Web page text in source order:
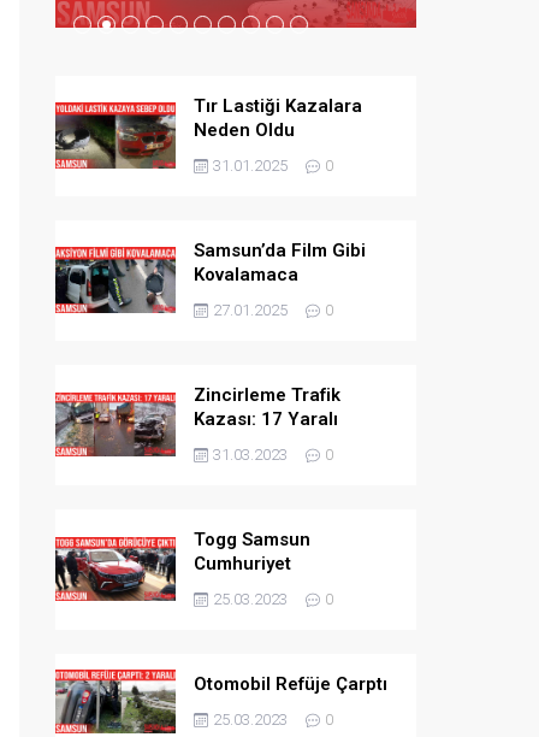
Tır Lastiği Kazalara
Neden Oldu
31.01.2025 0
Samsun’da Film Gibi
Kovalamaca
27.01.2025 0
Zincirleme Trafik
Kazası: 17 Yaralı
31.03.2023 0
Togg Samsun
Cumhuriyet
Meydanı’nda
25.03.2023 0
Otomobil Refüje Çarptı
25.03.2023 0